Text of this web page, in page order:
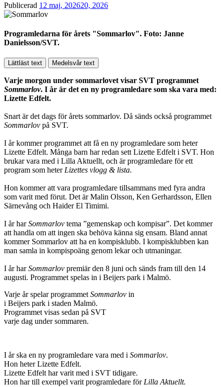
Publicerad 12 maj, 202620, 2026
Programledarna för årets "Sommarlov". Foto: Janne
Danielsson/SVT.
Lättläst text Medelsvår text
Varje morgon under sommarlovet visar SVT programmet
Sommarlov. I år är det en ny programledare som ska vara med:
Lizette Edfelt.
Snart är det dags för årets sommarlov. Då sänds också programmet
Sommarlov på SVT.
I år kommer programmet att få en ny programledare som heter
Lizette Edfelt. Många barn har redan sett Lizette Edfelt i SVT. Hon
brukar vara med i Lilla Aktuellt, och är programledare för ett
program som heter Lizettes vlogg & lista.
Hon kommer att vara programledare tillsammans med fyra andra
som varit med förut. Det är Malin Olsson, Ken Gerhardsson, Ellen
Särnevång och Haider El Timimi.
I år harSommarlov tema ”gemenskap och kompisar”. Det kommer
att handla om att ingen ska behöva känna sig ensam. Bland annat
kommer Sommarlov att ha en kompisklubb. I kompisklubben kan
man samla in kompispoäng genom lekar och utmaningar.
I år harSommarlov premiär den 8 juni och sänds fram till den 14
augusti. Programmet spelas in i Beijers park i Malmö.
Varje år spelar programmet Sommarlov in
i Beijers park i staden Malmö.
Programmet visas sedan på SVT
varje dag under sommaren.
I år ska en ny programledare vara med i Sommarlov.
Hon heter Lizette Edfelt.
Lizette Edfelt har varit med i SVT tidigare.
Hon har till exempel varit programledare för Lilla Aktuellt.